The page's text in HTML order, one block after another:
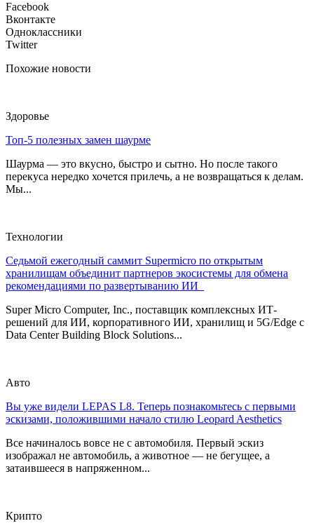
Facebook
Вконтакте
Одноклассники
Twitter
Похожие новости
Здоровье
Топ-5 полезных замен шаурме
Шаурма — это вкусно, быстро и сытно. Но после такого
перекуса нередко хочется прилечь, а не возвращаться к делам.
Мы...
Технологии
Седьмой ежегодный саммит Supermicro по открытым
хранилищам объединит партнеров экосистемы для обмена
рекомендациями по развертыванию ИИ
Super Micro Computer, Inc., поставщик комплексных ИТ-
решений для ИИ, корпоративного ИИ, хранилищ и 5G/Edge с
Data Center Building Block Solutions...
Авто
Вы уже видели LEPAS L8. Теперь познакомьтесь с первыми
эскизами, положившими начало стилю Leopard Aesthetics
Все начиналось вовсе не с автомобиля. Первый эскиз
изображал не автомобиль, а животное — не бегущее, а
затаившееся в напряженном...
Крипто